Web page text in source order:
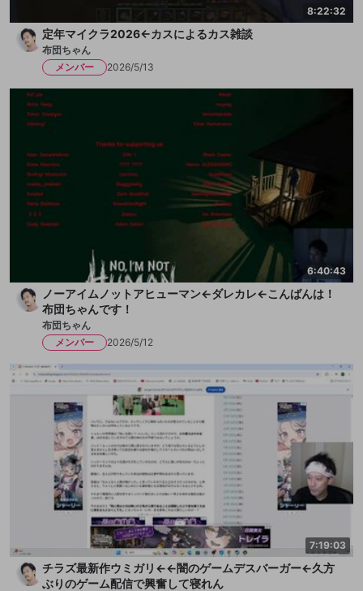
8:22:32
定年マイクラ2026←カスによるカス雑談
布団ちゃん
メンバー
2026/5/13
6:40:43
ノーアイムノットアヒューマン←ダレカレ←こんばんは！
布団ちゃんです！
布団ちゃん
メンバー
2026/5/12
7:19:03
チラズ最新作ウミガリ←←闇のゲームデスバーガー←久方
ぶりのゲーム配信で興奮して寝れん